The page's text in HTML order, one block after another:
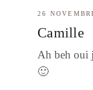
26
Camille
Ah beh oui
🙂